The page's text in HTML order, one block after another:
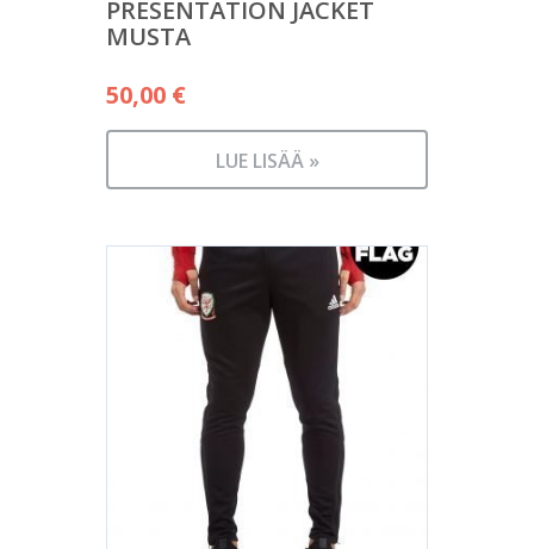
PRESENTATION JACKET
MUSTA
50,00 €
LUE LISÄÄ »